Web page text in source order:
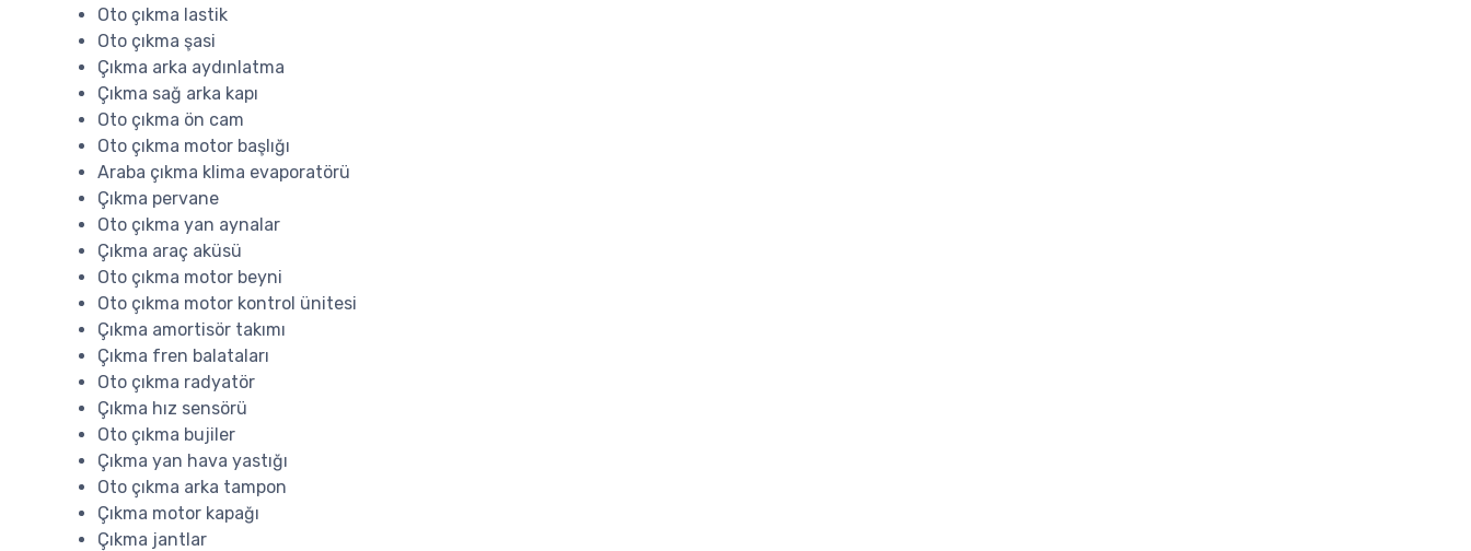
Oto çıkma lastik
Oto çıkma şasi
Çıkma arka aydınlatma
Çıkma sağ arka kapı
Oto çıkma ön cam
Oto çıkma motor başlığı
Araba çıkma klima evaporatörü
Çıkma pervane
Oto çıkma yan aynalar
Çıkma araç aküsü
Oto çıkma motor beyni
Oto çıkma motor kontrol ünitesi
Çıkma amortisör takımı
Çıkma fren balataları
Oto çıkma radyatör
Çıkma hız sensörü
Oto çıkma bujiler
Çıkma yan hava yastığı
Oto çıkma arka tampon
Çıkma motor kapağı
Çıkma jantlar